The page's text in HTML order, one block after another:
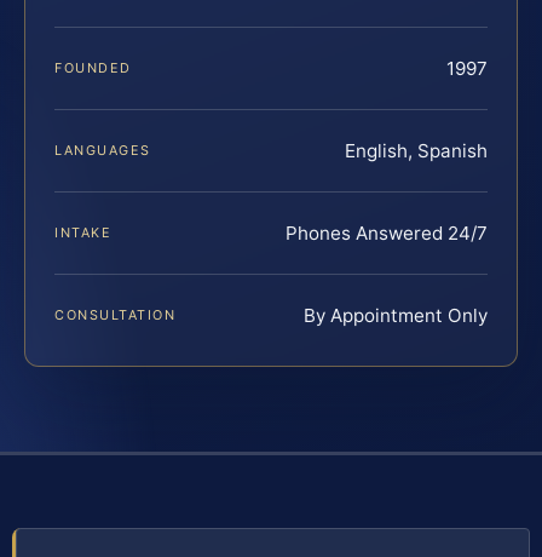
FOUNDED 1997
LANGUAGES English, Spanish
INTAKE Phones Answered 24/7
CONSULTATION By Appointment Only